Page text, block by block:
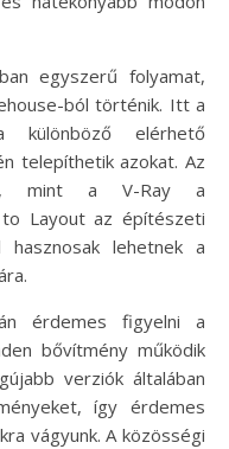
egyszerű folyamat,
ból történik. Itt a
különböző elérhető
telepíthetik azokat. Az
mint a V-Ray a
Layout az építészeti
hasznosak lehetnek a
érdemes figyelni a
bővítmény működik
verziók általában
így érdemes
vágyunk. A közösségi